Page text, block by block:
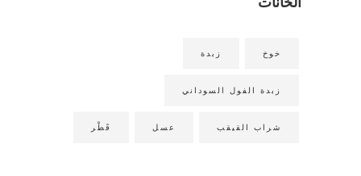
خوخ زبدة
زبدة الفول السوداني
شراب القيقب عسل قَطْر